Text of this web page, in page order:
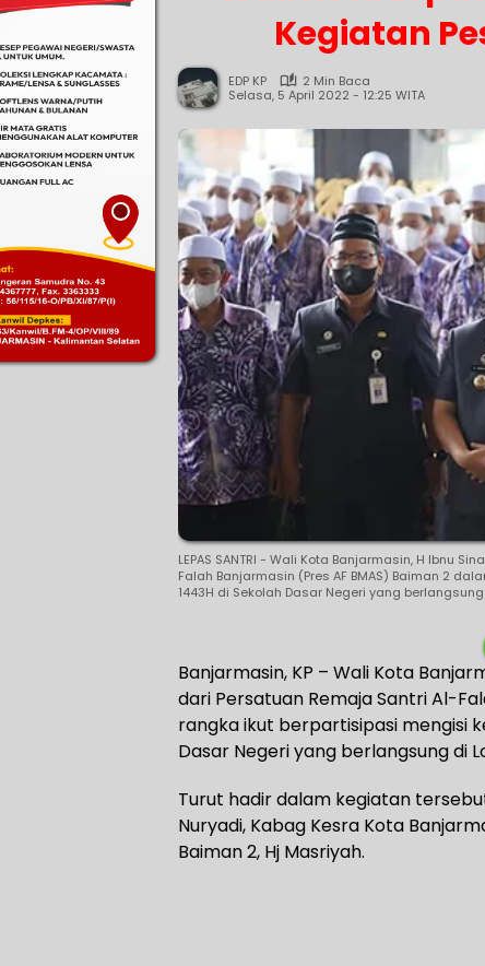
Kegiatan
EDP KP
2 Min Baca
Selasa, 5 April 2022 - 12:25 WITA
LEPAS SANTRI - Wali Kota Banjarmasin, H Ibnu
Falah Banjarmasin (Pres AF BMAS) Baiman 2
1443H di Sekolah Dasar Negeri yang
Banjarmasin, KP – Wali Kota
dari Persatuan Remaja Santri Al-
rangka ikut berpartisipasi mengisi
Dasar Negeri yang berlangsung di
Turut hadir dalam kegiatan
Nuryadi, Kabag Kesra Kota
Baiman 2, Hj Masriyah.